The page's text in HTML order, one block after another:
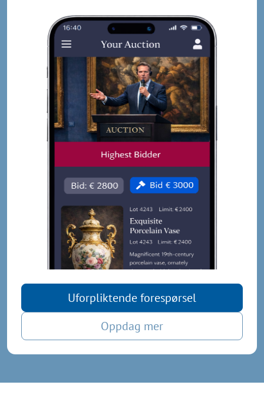
Uforpliktende forespørsel
Oppdag mer